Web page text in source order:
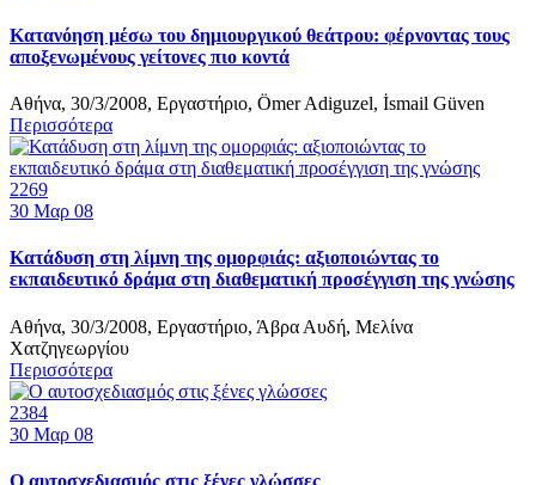
Κατανόηση μέσω του δημιουργικού θεάτρου: φέρνοντας τους
αποξενωμένους γείτονες πιο κοντά
Αθήνα, 30/3/2008, Εργαστήριο, Ömer Adiguzel, İsmail Güven
Περισσότερα
2269
30 Μαρ 08
Κατάδυση στη λίμνη της ομορφιάς: αξιοποιώντας το
εκπαιδευτικό δράμα στη διαθεματική προσέγγιση της γνώσης
Αθήνα, 30/3/2008, Εργαστήριο, Άβρα Αυδή, Μελίνα
Χατζηγεωργίου
Περισσότερα
2384
30 Μαρ 08
Ο αυτοσχεδιασμός στις ξένες γλώσσες